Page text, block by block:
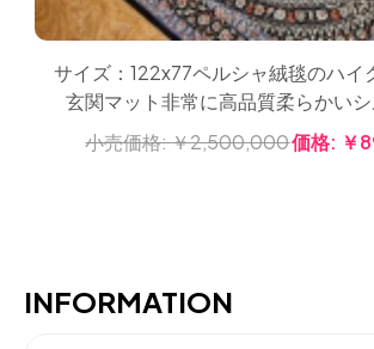
サイズ：122x77ペルシャ絨毯のハイ
玄関マット非常に高品質柔らかい
小売価格:￥2,500,000価格: ￥
INFORMATION